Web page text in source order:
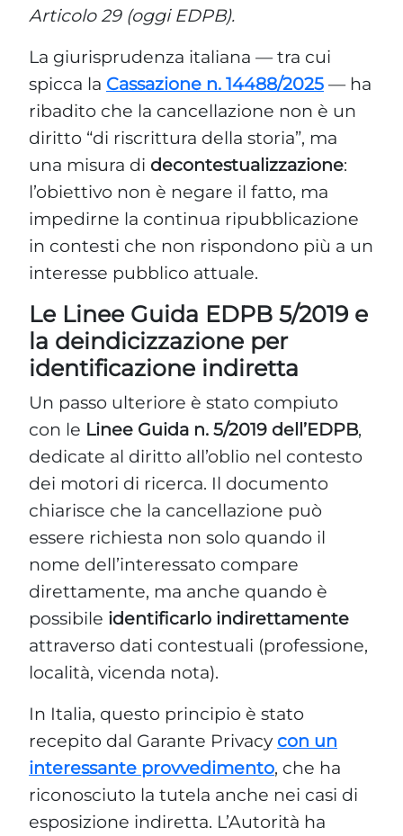
Articolo 29 (oggi EDPB).
La giurisprudenza italiana — tra cui
spicca la Cassazione n. 14488/2025 — ha
ribadito che la cancellazione non è un
diritto “di riscrittura della storia”, ma
una misura di decontestualizzazione:
l’obiettivo non è negare il fatto, ma
impedirne la continua ripubblicazione
in contesti che non rispondono più a un
interesse pubblico attuale.
Le Linee Guida EDPB 5/2019 e
la deindicizzazione per
identificazione indiretta
Un passo ulteriore è stato compiuto
con le Linee Guida n. 5/2019 dell’EDPB,
dedicate al diritto all’oblio nel contesto
dei motori di ricerca. Il documento
chiarisce che la cancellazione può
essere richiesta non solo quando il
nome dell’interessato compare
direttamente, ma anche quando è
possibile identificarlo indirettamente
attraverso dati contestuali (professione,
località, vicenda nota).
In Italia, questo principio è stato
recepito dal Garante Privacy con un
interessante provvedimento, che ha
riconosciuto la tutela anche nei casi di
esposizione indiretta. L’Autorità ha